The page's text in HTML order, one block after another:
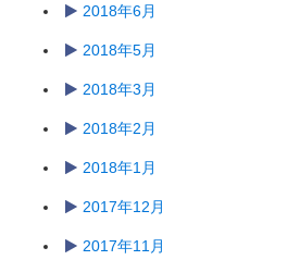
2018年6月
2018年5月
2018年3月
2018年2月
2018年1月
2017年12月
2017年11月